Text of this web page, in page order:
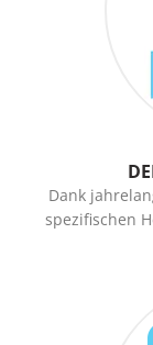
Dank
spezifischen